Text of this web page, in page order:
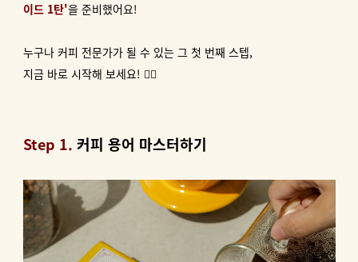
이드 1탄'을 준비했어요!
누구나 커피 전문가가 될 수 있는 그 첫 번째 스텝,
지금 바로 시작해 보세요! 👆🏻
Step 1. 커피 용어 마스터하기